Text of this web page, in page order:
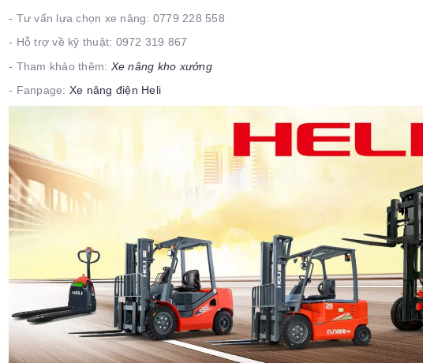
- Tư vấn lựa chọn xe nâng: 0779 228 558
- Hỗ trợ về kỹ thuật: 0972 319 867
- Tham khảo thêm: Xe nâng kho xưởng
- Fanpage: Xe nâng điện Heli